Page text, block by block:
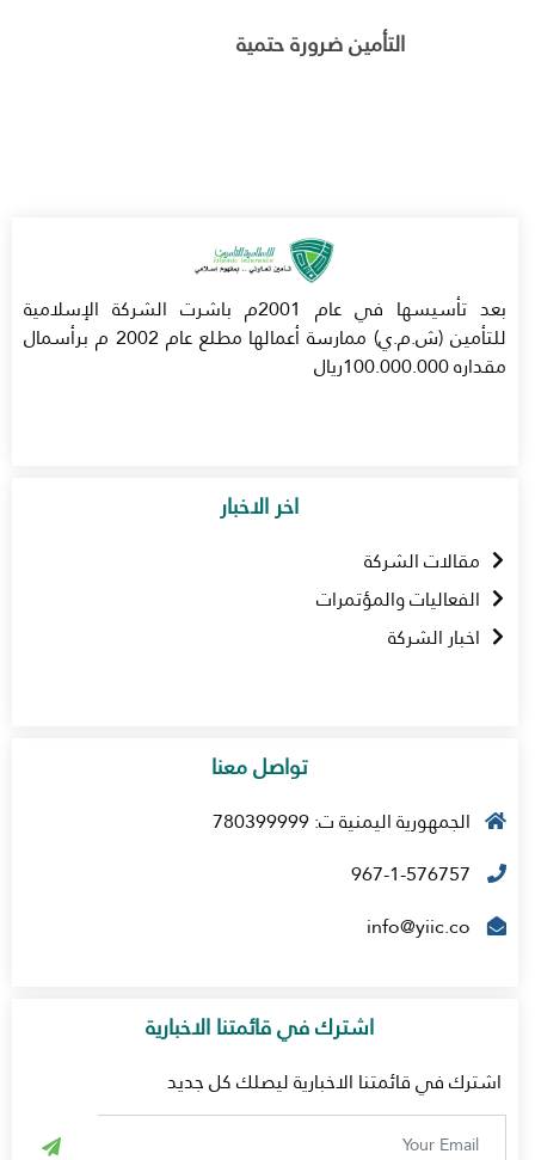
التأمين ضرورة حتمية
بعد تأسيسها في عام 2001م باشرت الشركة الإسلامية
للتأمين (ش.م.ي) ممارسة أعمالها مطلع عام 2002 م برأسمال
مقداره 100.000.000ريال
اخر الاخبار
مقالات الشركة
الفعاليات والمؤتمرات
اخبار الشركة
تواصل معنا
الجمهورية اليمنية ت: 780399999
967-1-576757
info@yiic.co
اشترك في قائمتنا الاخبارية
اشترك في قائمتنا الاخبارية ليصلك كل جديد